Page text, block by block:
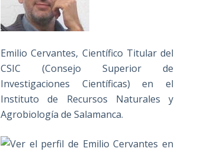
Emilio Cervantes, Científico Titular del
CSIC (Consejo Superior de
Investigaciones Científicas) en el
Instituto de Recursos Naturales y
Agrobiología de Salamanca.